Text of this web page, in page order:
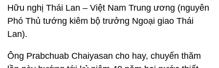
Hữu nghị Thái Lan – Việt Nam Trung ương (nguyên
Phó Thủ tướng kiêm bộ trưởng Ngoại giao Thái
Lan).
Ông Prabchuab Chaiyasan cho hay, chuyến thăm